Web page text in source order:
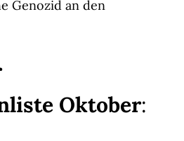
Genozid an den
Oktober: